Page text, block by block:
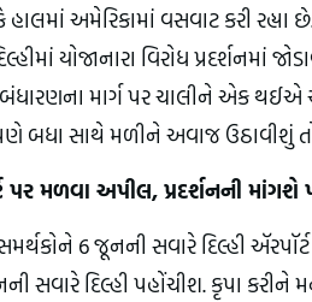
અમેરિકામાં વસવાટ કરી રહ્યા
યોજાનારા વિરોધ
માર્ગ પર ચાલીને એક થઈએ અને
બધા સાથે મળીને અવાજ ઉઠાવીશું
પર મળવા અપીલ, પ્રદર્શનની માંગશે
6 જૂનની સવારે દિલ્હી
સવારે દિલ્હી પહોંચીશ. કૃપા